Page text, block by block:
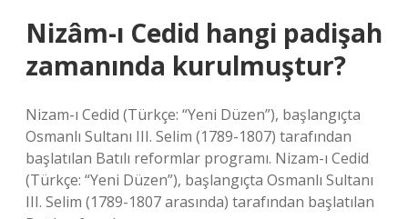
Nizâm-ı Cedid hangi padişah
zamanında kurulmuştur?
Nizam-ı Cedid (Türkçe: “Yeni Düzen”), başlangıçta
Osmanlı Sultanı III. Selim (1789-1807) tarafından
başlatılan Batılı reformlar programı. Nizam-ı Cedid
(Türkçe: “Yeni Düzen”), başlangıçta Osmanlı Sultanı
III. Selim (1789-1807 arasında) tarafından başlatılan